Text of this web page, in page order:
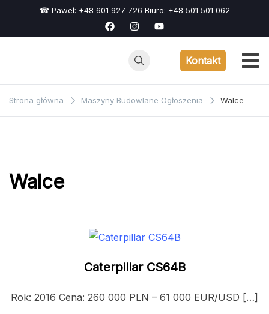
☎ Paweł: +48 601 927 726 Biuro: +48 501 501 062
Kontakt
Strona główna Maszyny Budowlane Ogłoszenia Walce
Walce
Caterpillar CS64B
Rok: 2016 Cena: 260 000 PLN – 61 000 EUR/USD […]